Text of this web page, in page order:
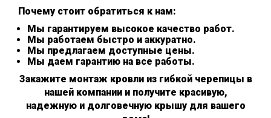
Почему стоит обратиться к нам:
Мы гарантируем высокое качество работ.
Мы работаем быстро и аккуратно.
Мы предлагаем доступные цены.
Мы даем гарантию на все работы.
Закажите монтаж кровли из гибкой черепицы в
нашей компании и получите красивую,
надежную и долговечную крышу для вашего